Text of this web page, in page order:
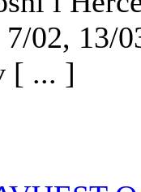
02, 13/
[ ... ]